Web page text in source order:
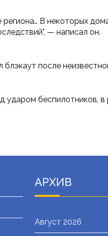
В некоторых
— написал он.
после
беспилотников, в
АРХИВ
Август 2026